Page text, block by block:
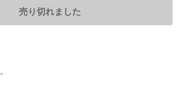
売り切れました